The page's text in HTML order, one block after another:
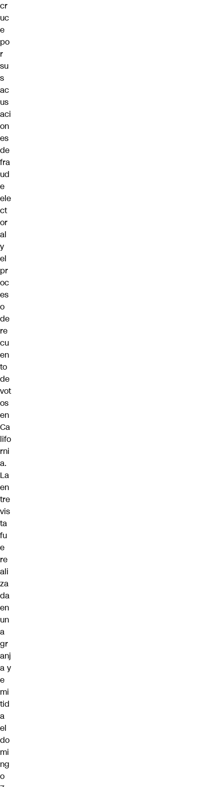
cr
uc
e
po
r
su
s
ac
us
aci
on
es
de
fra
ud
e
ele
ct
or
al
y
el
pr
oc
es
o
de
re
cu
en
to
de
vot
os
en
Ca
lifo
rni
a.
La
en
tre
vis
ta
fu
e
re
ali
za
da
en
un
a
gr
anj
a y
e
mi
tid
a
el
do
mi
ng
o